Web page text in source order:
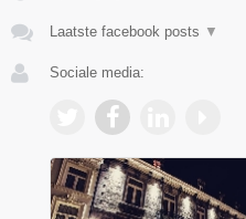
Laatste facebook posts ▼
Sociale media: